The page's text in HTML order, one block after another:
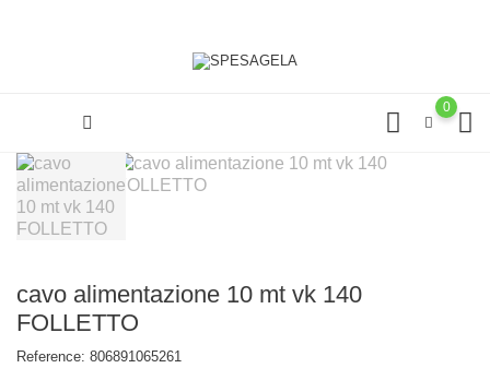
0
cavo alimentazione 10 mt vk 140
FOLLETTO
Reference: 806891065261